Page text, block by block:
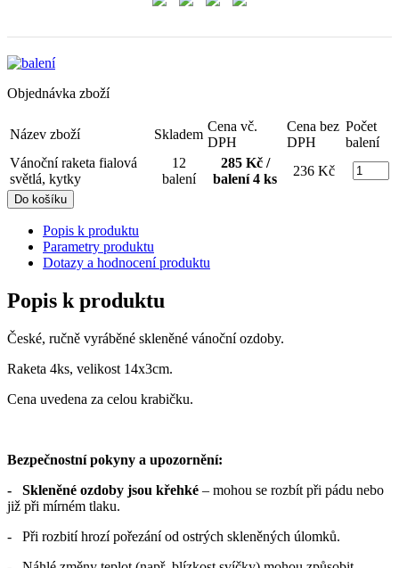
Objednávka zboží
Název zboží Skladem
Cena vč.
DPH
Cena bez
DPH
Počet
balení
Vánoční raketa fialová
světlá, kytky
12
balení
285 Kč /
balení 4 ks
236 Kč
Popis k produktu
Parametry produktu
Dotazy a hodnocení produktu
Popis k produktu
České, ručně vyráběné skleněné vánoční ozdoby.
Raketa 4ks, velikost 14x3cm.
Cena uvedena za celou krabičku.
Bezpečnostní pokyny a upozornění:
- Skleněné ozdoby jsou křehké – mohou se rozbít při pádu nebo
již při mírném tlaku.
- Při rozbití hrozí pořezání od ostrých skleněných úlomků.